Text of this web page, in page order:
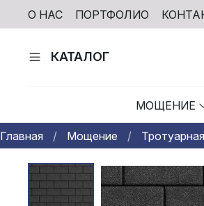
О НАС ПОРТФОЛИО
КАТАЛОГ
МОЩЕНИЕ
Главная Мощение